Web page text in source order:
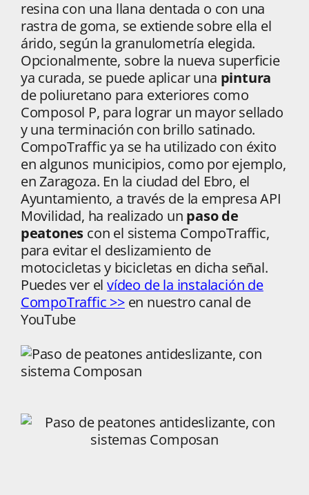
resina con una llana dentada o con una
rastra de goma, se extiende sobre ella el
árido, según la granulometría elegida.
Opcionalmente, sobre la nueva superficie
ya curada, se puede aplicar una pintura
de poliuretano para exteriores como
Composol P, para lograr un mayor sellado
y una terminación con brillo satinado.
CompoTraffic ya se ha utilizado con éxito
en algunos municipios, como por ejemplo,
en Zaragoza. En la ciudad del Ebro, el
Ayuntamiento, a través de la empresa API
Movilidad, ha realizado un paso de
peatones con el sistema CompoTraffic,
para evitar el deslizamiento de
motocicletas y bicicletas en dicha señal.
Puedes ver elvídeo de la instalación de
CompoTraffic >>en nuestro canal de
YouTube